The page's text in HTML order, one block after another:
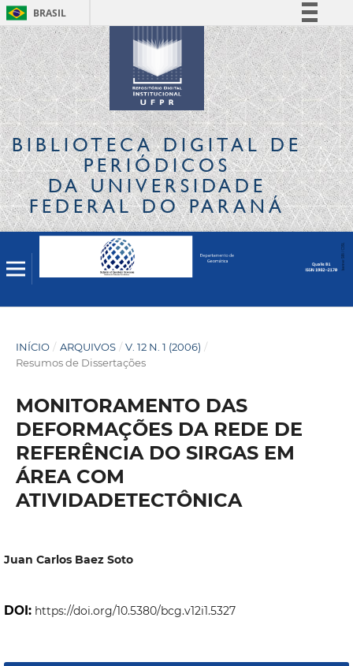
BRASIL
Simplifique!
Comunica BR
Participe
Acesso à informação
Legislação
Canais
BIBLIOTECA DIGITALDE
PERIÓDICOS
DA UNIVERSIDADE
FEDERAL DO PARANÁ
INÍCIO / ARQUIVOS / V. 12 N. 1 (2006) /
Resumos de Dissertações
MONITORAMENTO DAS
DEFORMAÇÕES DA REDE DE
REFERÊNCIA DO SIRGAS EM
ÁREA COM
ATIVIDADETECTÔNICA
Juan Carlos Baez Soto
DOI: https://doi.org/10.5380/bcg.v12i1.5327